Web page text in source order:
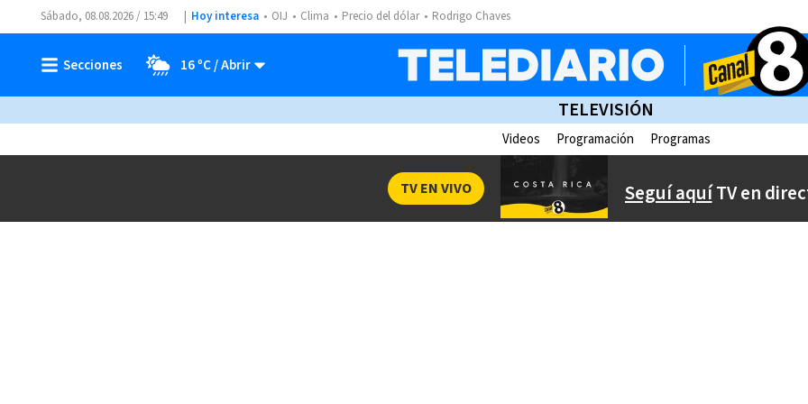
Sábado, 08.08.2026 / 15:49 Hoy interesa OIJ Clima Precio del dólar Rodrigo Chaves
16 ºC
TELEVISIÓN
Videos Programación Programas
Seguí aquíTV en
TV EN VIVO